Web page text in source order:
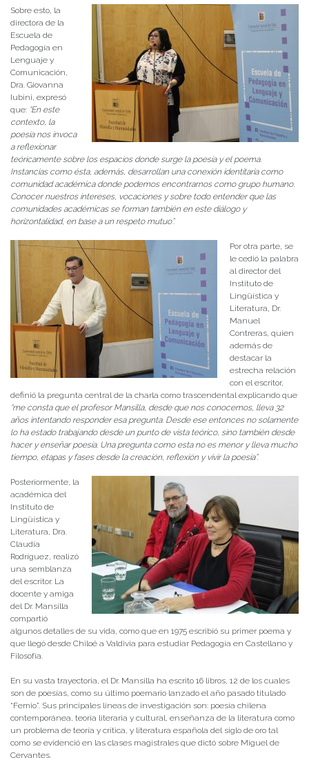
Sobre esto, la
directora de la
Escuela de
Pedagogía en
Lenguaje y
Comunicación,
Dra. Giovanna
Iubini, expresó
que: “En este
contexto, la
poesía nos invoca
a reflexionar
teóricamente sobre los espacios donde surge la poesía y el poema.
Instancias como ésta, además, desarrollan una conexión identitaria como
comunidad académica donde podemos encontrarnos como grupo humano.
Conocer nuestros intereses, vocaciones y sobre todo entender que las
comunidades académicas se forman también en este diálogo y
horizontalidad, en base a un respeto mutuo”.
Por otra parte, se
le cedió la palabra
al director del
Instituto de
Lingüística y
Literatura, Dr.
Manuel
Contreras, quien
además de
destacar la
estrecha relación
con el escritor,
definió la pregunta central de la charla como trascendental explicando que
“me consta que el profesor Mansilla, desde que nos conocemos, lleva 32
años intentando responder esa pregunta. Desde ese entonces no solamente
lo ha estado trabajando desde un punto de vista teórico, sino también desde
hacer y enseñar poesía. Una pregunta como esta no es menor y lleva mucho
tiempo, etapas y fases desde la creación, reflexión y vivir la poesía”.
Posteriormente, la
académica del
Instituto de
Lingüística y
Literatura, Dra.
Claudia
Rodríguez, realizó
una semblanza
del escritor. La
docente y amiga
del Dr. Mansilla
compartió
algunos detalles de su vida, como que en 1975 escribió su primer poema y
que llegó desde Chiloé a Valdivia para estudiar Pedagogía en Castellano y
Filosofía.
En su vasta trayectoria, el Dr. Mansilla ha escrito 16 libros, 12 de los cuales
son de poesías, como su último poemario lanzado el año pasado titulado
“Femio”. Sus principales líneas de investigación son: poesía chilena
contemporánea, teoría literaria y cultural, enseñanza de la literatura como
un problema de teoría y crítica, y literatura española del siglo de oro tal
como se evidenció en las clases magistrales que dictó sobre Miguel de
Cervantes.